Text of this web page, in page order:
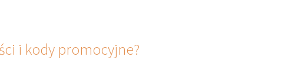
i kody promocyjne?